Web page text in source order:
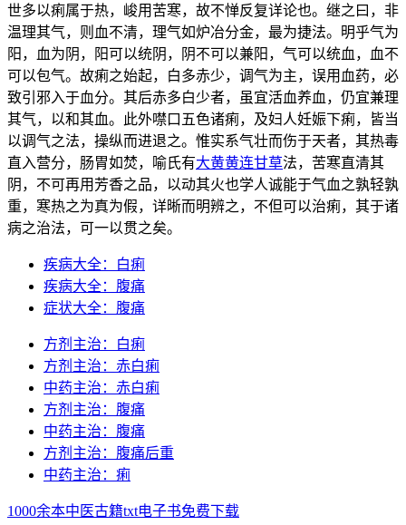
世多以痢属于热，峻用苦寒，故不惮反复详论也。继之曰，非
温理其气，则血不清，理气如炉冶分金，最为捷法。明乎气为
阳，血为阴，阳可以统阴，阴不可以兼阳，气可以统血，血不
可以包气。故痢之始起，白多赤少，调气为主，误用血药，必
致引邪入于血分。其后赤多白少者，虽宜活血养血，仍宜兼理
其气，以和其血。此外噤口五色诸痢，及妇人妊娠下痢，皆当
以调气之法，操纵而进退之。惟实系气壮而伤于天者，其热毒
直入营分，肠胃如焚，喻氏有大黄黄连甘草法，苦寒直清其
阴，不可再用芳香之品，以动其火也学人诚能于气血之孰轻孰
重，寒热之为真为假，详晰而明辨之，不但可以治痢，其于诸
病之治法，可一以贯之矣。
疾病大全：白痢
疾病大全：腹痛
症状大全：腹痛
方剂主治：白痢
方剂主治：赤白痢
中药主治：赤白痢
方剂主治：腹痛
中药主治：腹痛
方剂主治：腹痛后重
中药主治：痢
1000余本中医古籍txt电子书免费下载